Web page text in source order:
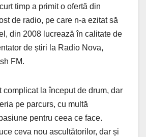
timp a primit o ofertă din
de radio, pe care n-a ezitat să
din 2008 lucrează în calitate de
de știri la Radio Nova,
FM.
complicat la început de drum, dar
pe parcurs, cu multă
pentru ceea ce face.
ceva nou ascultătorilor, dar și